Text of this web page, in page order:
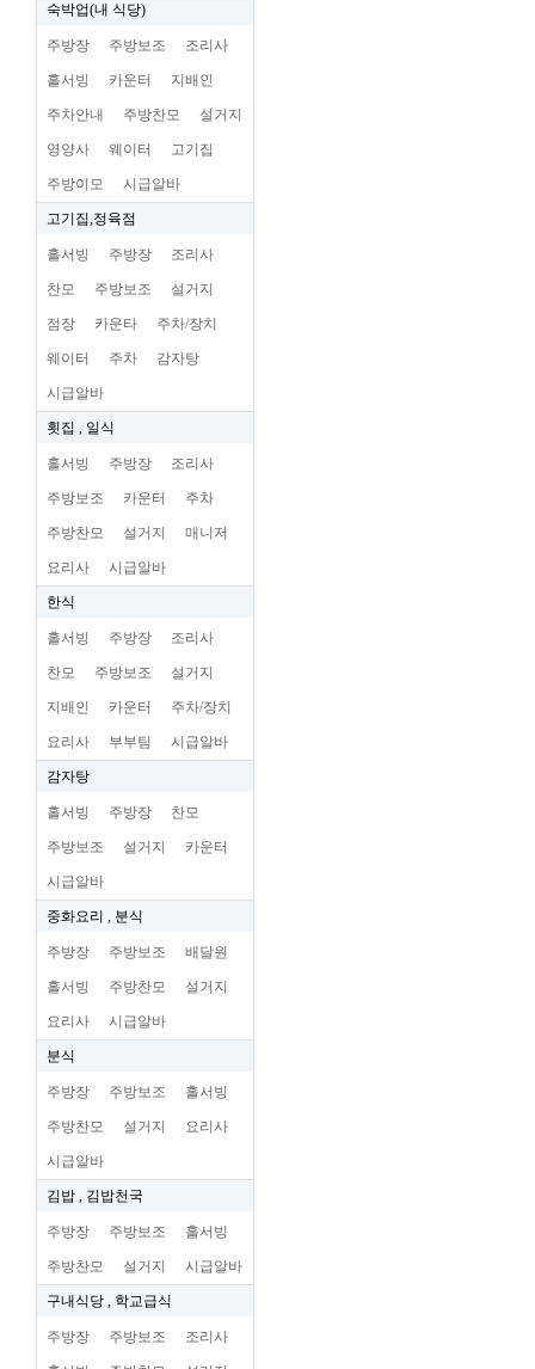
숙박업(내 식당)
주방장 주방보조 조리사
홀서빙 카운터 지배인
주차안내 주방찬모 설거지
영양사 웨이터 고기집
주방이모 시급알바
고기집,정육점
홀서빙 주방장 조리사
찬모 주방보조 설거지
점장 카운타 주차/장치
웨이터 주차 감자탕
시급알바
횟집 , 일식
홀서빙 주방장 조리사
주방보조 카운터 주차
주방찬모 설거지 매니저
요리사 시급알바
한식
홀서빙 주방장 조리사
찬모 주방보조 설거지
지배인 카운터 주차/장치
요리사 부부팀 시급알바
감자탕
홀서빙 주방장 찬모
주방보조 설거지 카운터
시급알바
중화요리 , 분식
주방장 주방보조 배달원
홀서빙 주방찬모 설거지
요리사 시급알바
분식
주방장 주방보조 홀서빙
주방찬모 설거지 요리사
시급알바
김밥 , 김밥천국
주방장 주방보조 홀서빙
주방찬모 설거지 시급알바
구내식당 , 학교급식
주방장 주방보조 조리사